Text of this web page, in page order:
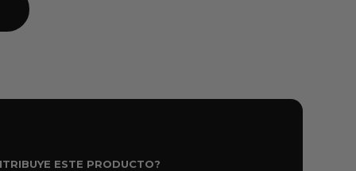
ESTE PRODUCTO?